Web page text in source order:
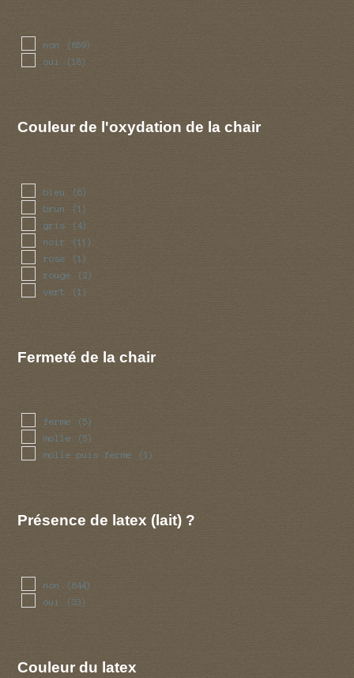
non (859)
oui (18)
Couleur de l'oxydation de la chair
bleu (6)
brun (1)
gris (4)
noir (11)
rose (1)
rouge (2)
vert (1)
Fermeté de la chair
ferme (5)
molle (5)
molle puis ferme (1)
Présence de latex (lait) ?
non (844)
oui (33)
Couleur du latex